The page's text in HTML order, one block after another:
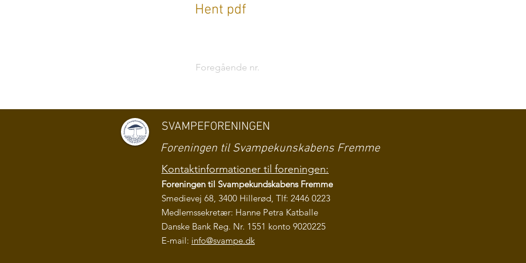
Hent pdf
Foregående nr.
SVAMPEFORENINGEN
Foreningen til Svampekunskabens Fremme
Kontaktinformationer til foreningen:
Foreningen til Svampekundskabens Fremme
Smedievej 68, 3400 Hillerød, Tlf: 2446 0223
Medlemssekretær: Hanne Petra Katballe
Danske Bank Reg. Nr. 1551 konto 9020225
E-mail: info@svampe.dk